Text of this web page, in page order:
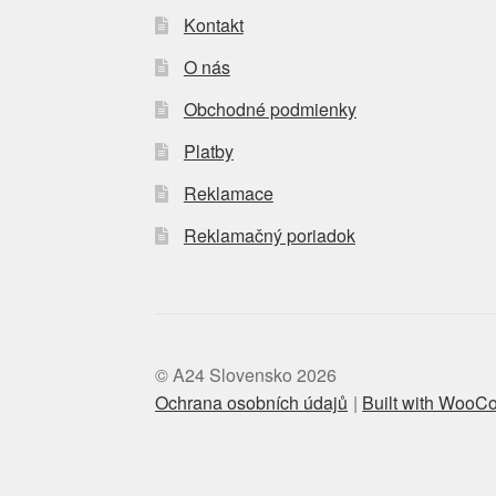
Kontakt
O nás
Obchodné podmienky
Platby
Reklamace
Reklamačný poriadok
© A24 Slovensko 2026
Ochrana osobních údajů
Built with